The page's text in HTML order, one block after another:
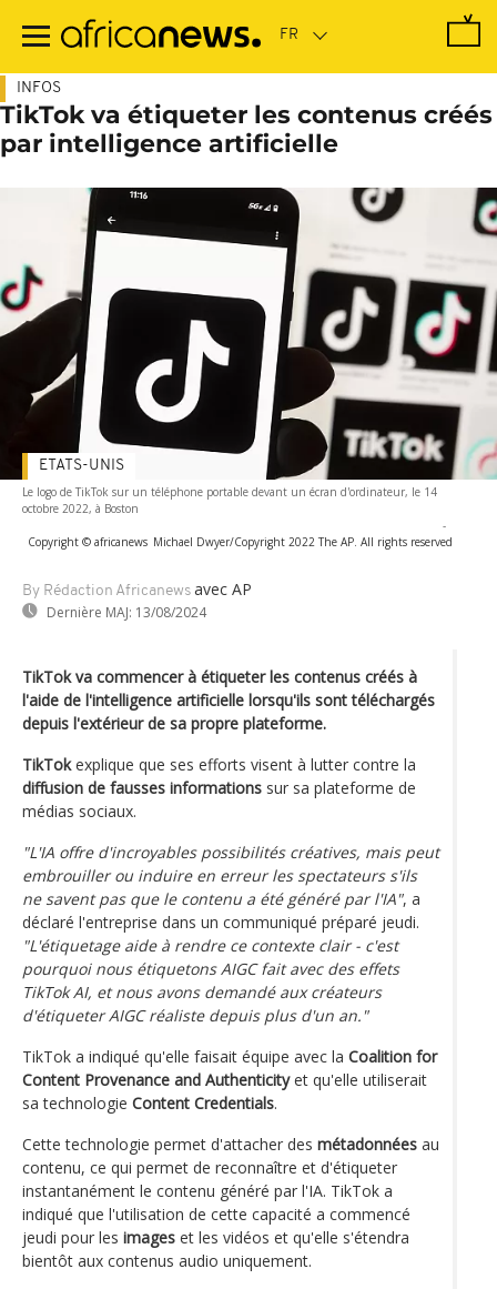
contenu
INFOS
TikTok va étiqueter les contenus créés
par intelligence artificielle
Le logo de TikTok sur un téléphone portable devant un écran d'ordinateur, le 14
octobre 2022, à Boston
-
Copyright © africanews Michael Dwyer/Copyright 2022 The AP. All rights reserved
By Rédaction Africanews avec AP
Dernière MAJ: 13/08/2024
ETATS-UNIS
TikTok va commencer à étiqueter les contenus créés à
l'aide de l'intelligence artificielle lorsqu'ils sont téléchargés
depuis l'extérieur de sa propre plateforme.
TikTokexplique que ses efforts visent à lutter contre la
diffusion de fausses informations sur sa plateforme de
médias sociaux.
"L'IA offre d'incroyables possibilités créatives, mais peut
embrouiller ou induire en erreur les spectateurs s'ils
ne savent pas que le contenu a été généré par l'IA", a
déclaré l'entreprise dans un communiqué préparé jeudi.
"L'étiquetage aide à rendre ce contexte clair - c'est
pourquoi nous étiquetons AIGC fait avec des effets
TikTok AI, et nous avons demandé aux créateurs
d'étiqueter AIGC réaliste depuis plus d'un an."
TikTok a indiqué qu'elle faisait équipe avec la Coalition for
Content Provenance and Authenticityet qu'elle utiliserait
sa technologie Content Credentials.
Cette technologie permet d'attacher des métadonnées au
contenu, ce qui permet de reconnaître et d'étiqueter
instantanément le contenu généré par l'IA. TikTok a
indiqué que l'utilisation de cette capacité a commencé
jeudi pour les images et les vidéos et qu'elle s'étendra
bientôt aux contenus audio uniquement.